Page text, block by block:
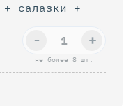
+ салазки +
не более 8 шт.
+
-